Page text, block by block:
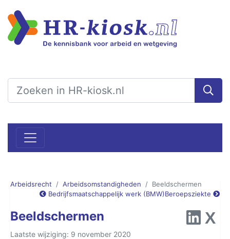
Arbeidsrecht Arbeidsomstandigheden
Beeldschermen
Bedrijfsmaatschappelijk werk (BMW)Beroepsziekte
Beeldschermen
Laatste wijziging: 9 november 2020